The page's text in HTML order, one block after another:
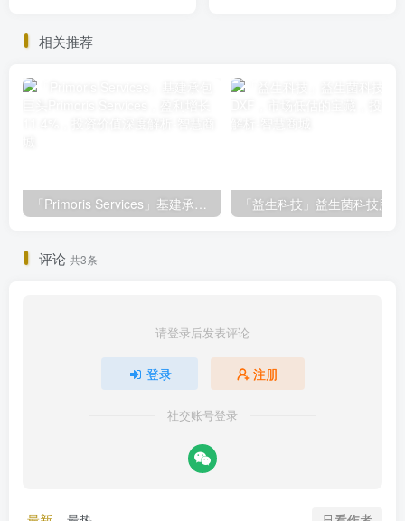
相关推荐
评论 共3条
请登录后发表评论
登录 注册
社交账号登录